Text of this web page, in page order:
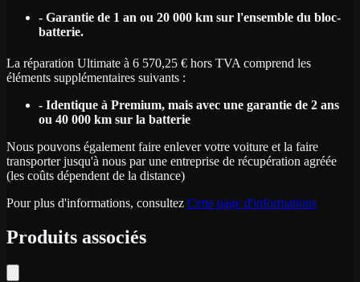
- Garantie de 1 an ou 20 000 km sur l'ensemble du bloc-
batterie.
La réparation Ultimate à 6 570,25 € hors TVA comprend les
éléments supplémentaires suivants :
- Identique à Premium, mais avec une garantie de 2 ans
ou 40 000 km sur la batterie
Nous pouvons également faire enlever votre voiture et la faire
transporter jusqu'à nous par une entreprise de récupération agréée
(les coûts dépendent de la distance)
Pour plus d'informations, consultez Cette page d'informations
Produits associés